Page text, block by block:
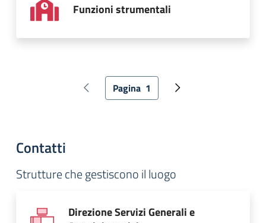
Funzioni strumentali
Paginazione
Pagina precedente
Pagina attuale
Pagina 1 Pagina successiva
Contatti
Strutture che gestiscono il luogo
Direzione Servizi Generali e